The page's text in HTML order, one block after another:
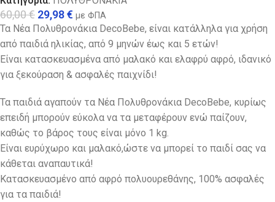
60,00€ 29,98€ με ΦΠΑ
Τα Νέα Πολυθρονάκια DecoBebe, είναι κατάλληλα για χρήση
από παιδιά ηλικίας, από 9 μηνών έως και 5 ετών!
Είναι κατασκευασμένα από μαλακό και ελαφρύ αφρό, ιδανικό
για ξεκούραση & ασφαλές παιχνίδι!
Τα παιδιά αγαπούν τα Νέα Πολυθρονάκια DecoBebe, κυρίως
επειδή μπορούν εύκολα να τα μεταφέρουν ενώ παίζουν,
καθώς το βάρος τους είναι μόνο 1 kg.
Eίναι ευρύχωρο και μαλακό,ώστε να μπορεί το παιδί σας να
κάθεται αναπαυτικά!
Κατασκευασμένο από αφρό πολυουρεθάνης, 100% ασφαλές
για τα παιδιά!